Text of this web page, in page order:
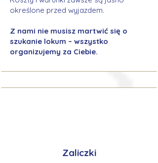
określone przed wyjazdem.
Z nami nie musisz martwić się o
szukanie lokum – wszystko
organizujemy za Ciebie.
Zaliczki